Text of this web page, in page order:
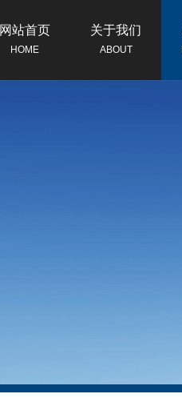
网站首页
HOME
关于我们
ABOUT